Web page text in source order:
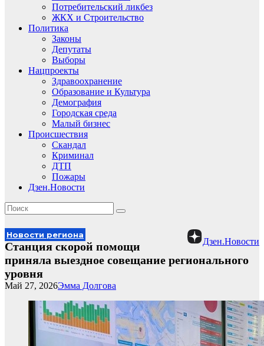
Потребительский ликбез
ЖКХ и Строительство
Политика
Законы
Депутаты
Выборы
Нацпроекты
Здравоохранение
Образование и Культура
Демография
Городская среда
Малый бизнес
Происшествия
Скандал
Криминал
ДТП
Пожары
Дзен.Новости
Дзен.Новости
Новости региона
Станция скорой помощи
приняла выездное совещание регионального
уровня
Эмма Долгова
Май 27, 2026